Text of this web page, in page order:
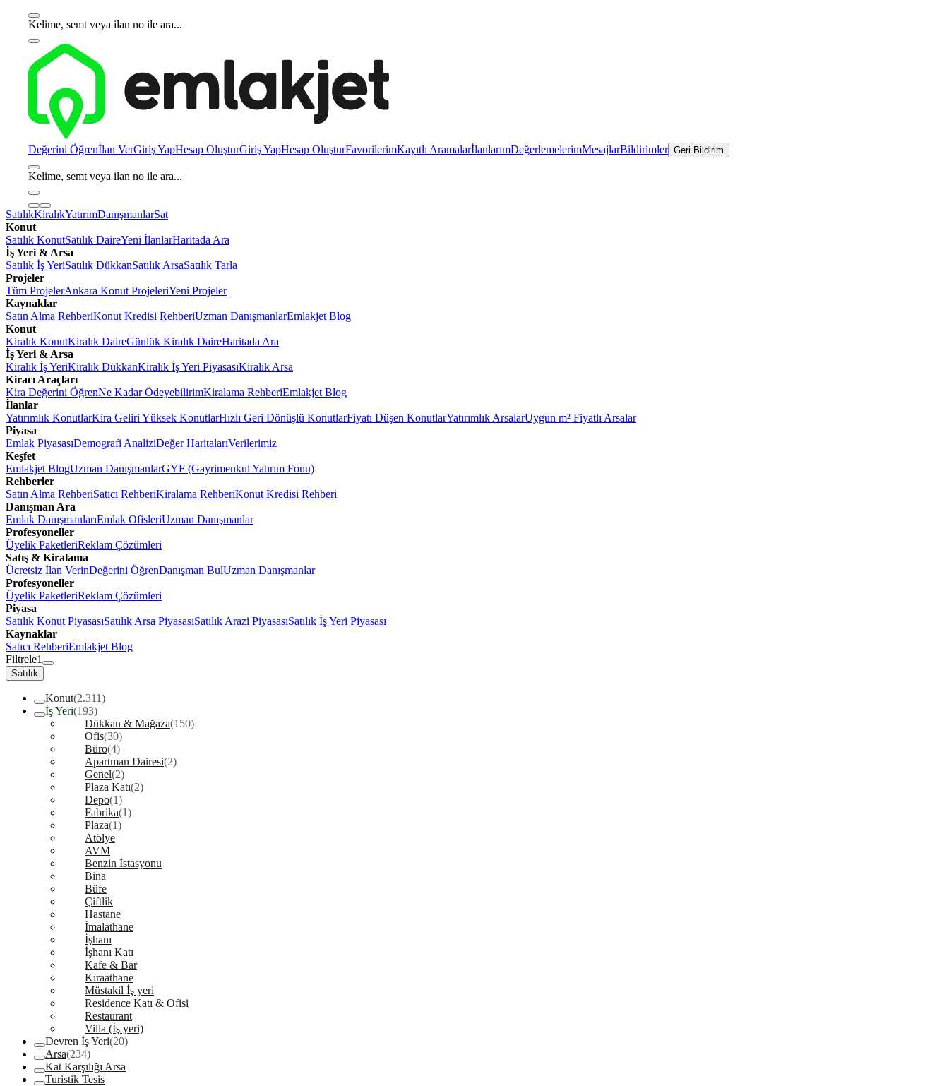
Kelime, semt veya ilan no ile ara...
Değerini Öğrenİlan VerGiriş YapHesap OluşturGiriş YapHesap OluşturFavorilerimKayıtlı AramalarİlanlarımDeğerlemelerimMesajlarBildirimler Geri Bildirim
Kelime, semt veya ilan no ile ara...
SatılıkKiralıkYatırımDanışmanlarSat
Konut
Satılık KonutSatılık DaireYeni İlanlarHaritada Ara
İş Yeri & Arsa
Satılık İş YeriSatılık DükkanSatılık ArsaSatılık Tarla
Projeler
Tüm ProjelerAnkara Konut ProjeleriYeni Projeler
Kaynaklar
Satın Alma RehberiKonut Kredisi RehberiUzman DanışmanlarEmlakjet Blog
Konut
Kiralık KonutKiralık DaireGünlük Kiralık DaireHaritada Ara
İş Yeri & Arsa
Kiralık İş YeriKiralık DükkanKiralık İş Yeri PiyasasıKiralık Arsa
Kiracı Araçları
Kira Değerini ÖğrenNe Kadar ÖdeyebilirimKiralama RehberiEmlakjet Blog
İlanlar
Yatırımlık KonutlarKira Geliri Yüksek KonutlarHızlı Geri Dönüşlü KonutlarFiyatı Düşen KonutlarYatırımlık ArsalarUygun m² Fiyatlı Arsalar
Piyasa
Emlak PiyasasıDemografi AnaliziDeğer HaritalarıVerilerimiz
Keşfet
Emlakjet BlogUzman DanışmanlarGYF (Gayrimenkul Yatırım Fonu)
Rehberler
Satın Alma RehberiSatıcı RehberiKiralama RehberiKonut Kredisi Rehberi
Danışman Ara
Emlak DanışmanlarıEmlak OfisleriUzman Danışmanlar
Profesyoneller
Üyelik PaketleriReklam Çözümleri
Satış & Kiralama
Ücretsiz İlan VerinDeğerini ÖğrenDanışman BulUzman Danışmanlar
Profesyoneller
Üyelik PaketleriReklam Çözümleri
Piyasa
Satılık Konut PiyasasıSatılık Arsa PiyasasıSatılık Arazi PiyasasıSatılık İş Yeri Piyasası
Kaynaklar
Satıcı RehberiEmlakjet Blog
Filtrele1
Satılık
Konut(2.311)
İş Yeri(193)
Dükkan & Mağaza(150)
Ofis(30)
Büro(4)
Apartman Dairesi(2)
Genel(2)
Plaza Katı(2)
Depo(1)
Fabrika(1)
Plaza(1)
Atölye
AVM
Benzin İstasyonu
Bina
Büfe
Çiftlik
Hastane
İmalathane
İşhanı
İşhanı Katı
Kafe & Bar
Kıraathane
Müstakil İş yeri
Residence Katı & Ofisi
Restaurant
Villa (İş yeri)
Devren İş Yeri(20)
Arsa(234)
Kat Karşılığı Arsa
Turistik Tesis